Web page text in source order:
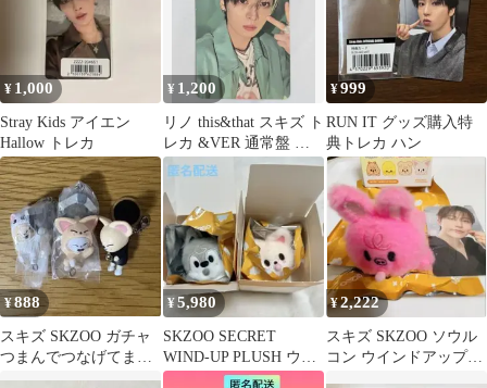
¥ 1,000
Stray Kids アイエン
Hallow トレカ
¥ 1,200
リノ this&that スキズ ト
レカ &VER 通常盤 即
購入可能
¥999
RUN IT グッズ購入特
典トレカ ハン
¥888
スキズ SKZOO ガチャ
つまんでつなげてます
こっと ヒョンジン アイ
¥5,980
SKZOO SECRET
WIND-UP PLUSH ウル
フチャン＆フォクシニ
¥2,222
スキズ SKZOO ソウル
コン ウインドアッププ